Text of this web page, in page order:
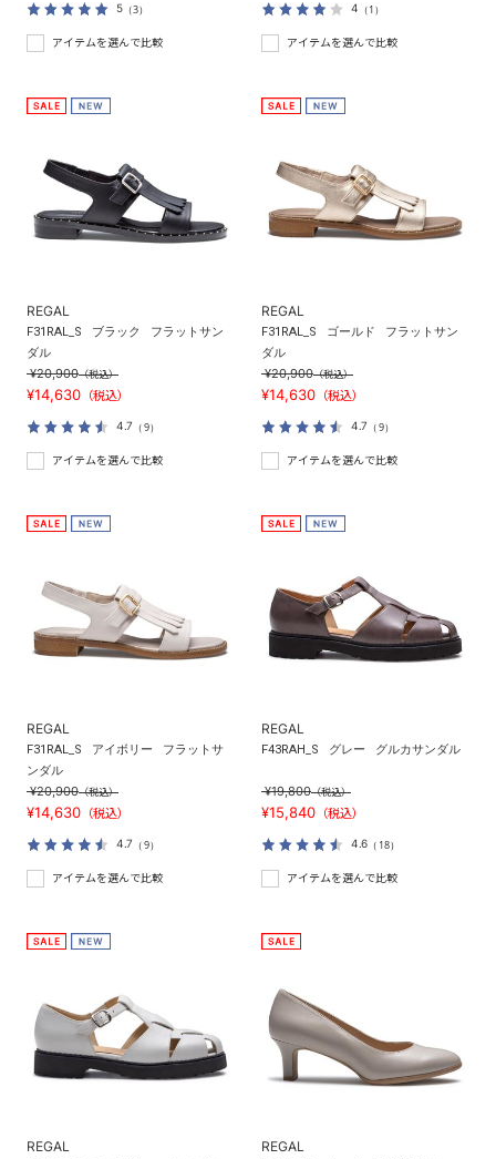
5（3）
アイテムを選んで比較
4 （1）
アイテムを選んで比較
REGAL
F31RAL_S ブラック
フラットサン
ダル
¥20,900（税込）
¥14,630 （税込）
4.7 （9）
アイテムを選んで比較
REGAL
F31RAL_S ゴールド
フラットサン
ダル
¥20,900（税込）
¥14,630 （税込）
4.7 （9）
アイテムを選んで比較
REGAL
F31RAL_S アイボリー
フラットサ
ンダル
¥20,900（税込）
¥14,630 （税込）
4.7 （9）
アイテムを選んで比較
REGAL
F43RAH_S グレー グルカサンダル
¥19,800（税込）
¥15,840 （税込）
4.6 （18）
アイテムを選んで比較
REGAL REGAL